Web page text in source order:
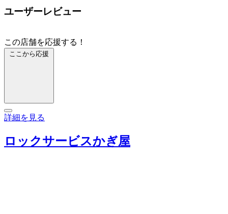
ユーザーレビュー
この店舗を応援する！
ここから応援
詳細を見る
ロックサービスかぎ屋